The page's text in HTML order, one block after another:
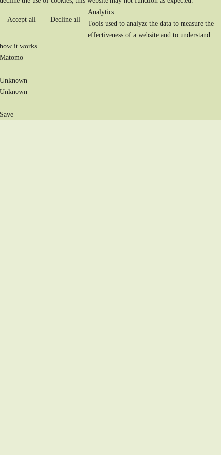
Accept all Decline all
Analytics
Tools used to analyze the data to measure the
effectiveness of a website and to understand
how it works.
Matomo
Unknown
Unknown
Save